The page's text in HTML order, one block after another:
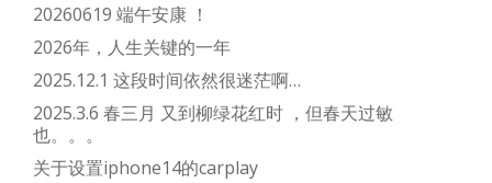
汇
并
跨
汇
20260619 端午安康 ！
2026年，人生关键的一年
2025.12.1 这段时间依然很迷茫啊…
2025.3.6 春三月 又到柳绿花红时 ，但春天过敏
也。。。
关于设置iphone14的carplay